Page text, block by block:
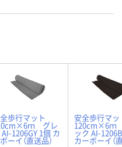
歩行マット
ｍ グレ
AI-1206GY 1個 カ
ーイ（直送品）
安全歩行マ
120cm×6ｍ
ック AI-
カーボーイ（